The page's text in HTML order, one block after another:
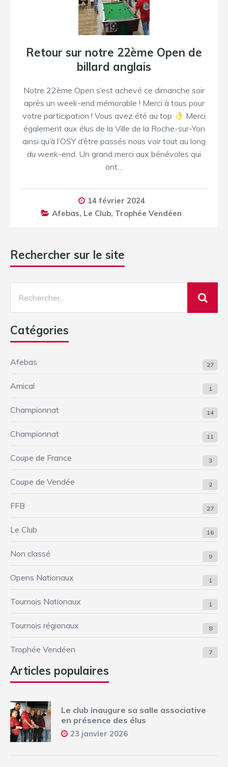
Retour sur notre 22ème Open de
billard anglais
Notre 22ème Open s’est achevé ce dimanche soir
après un week-end mémorable ! Merci à tous pour
votre participation ! Vous avez été au top
Merci
également aux élus de la Ville de la Roche-sur-Yon
ainsi qu’à l’OSY d’être passés nous voir tout au long
du week-end. Un grand merci aux bénévoles qui
ont…
14 février 2024
Afebas, Le Club, Trophée Vendéen
Rechercher sur le site
Catégories
Afebas 27
Amical 1
Championnat 14
Championnat 11
Coupe de France 3
Coupe de Vendée 2
FFB 27
Le Club 16
Non classé 9
Opens Nationaux 1
Tournois Nationaux 1
Tournois régionaux 8
Trophée Vendéen 7
Articles populaires
Le club inaugure sa salle associative
en présence des élus
23 janvier 2026